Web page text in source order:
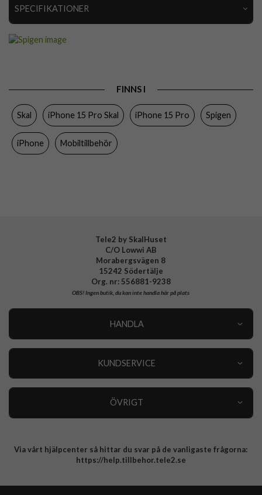
SPECIFIKATIONER
Trådlös laddning-kompatibel
Färg Grå
Material
Varumärke
FINNS I
Skal iPhone 15 Pro Skal iPhone 15 Pro Spigen
iPhone Mobiltillbehör
Tele2 by SkalHuset
C/O Lowwi AB
Morabergsvägen 8
15242 Södertälje
Org. nr: 556881-9238
OBS!Ingen butik, du kan inte handla här på plats
HANDLA
KUNDSERVICE
ÖVRIGT
Integritetspolicy
Via vårt hjälpcenter så hittar du svar på de vanligaste frågorna:
https://help.tillbehor.tele2.se